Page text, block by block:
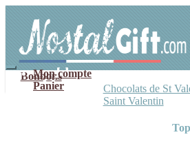
navigation
contenu
Mon compte
Panier
Bonbons
Chocolats de St
Saint Valentin